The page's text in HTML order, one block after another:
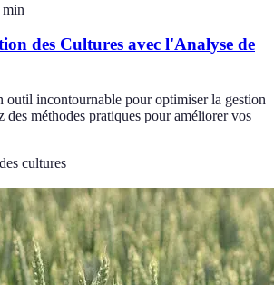
min
des Cultures avec l'Analyse de
outil incontournable pour optimiser la gestion
des méthodes pratiques pour améliorer vos
cultures